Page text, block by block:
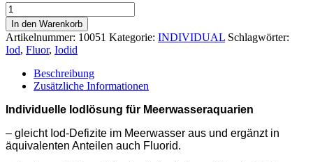
INDIVIDUAL
IF
(Iod.Supplement)
250
mL
Menge
In den Warenkorb
Artikelnummer: 10051 Kategorie: INDIVIDUAL Schlagwörter:
Iod, Fluor, Iodid
Beschreibung
Zusätzliche Informationen
Individuelle Iodlösung für Meerwasseraquarien
– gleicht Iod-Defizite im Meerwasser aus und ergänzt in
äquivalenten Anteilen auch Fluorid.